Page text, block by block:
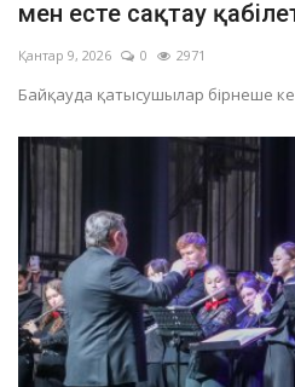
мен есте сақтау
Қантар 9, 2026 0 2971
Байқауда қатысушылар бірнеше